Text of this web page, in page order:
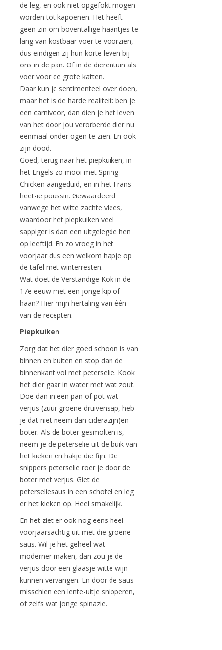
de leg, en ook niet opgefokt mogen
worden tot kapoenen. Het heeft
geen zin om boventallige haantjes te
lang van kostbaar voer te voorzien,
dus eindigen zij hun korte leven bij
ons in de pan. Of in de dierentuin als
voer voor de grote katten.
Daar kun je sentimenteel over doen,
maar het is de harde realiteit: ben je
een carnivoor, dan dien je het leven
van het door jou verorberde dier nu
eenmaal onder ogen te zien. En ook
zijn dood.
Goed, terug naar het piepkuiken, in
het Engels zo mooi met Spring
Chicken aangeduid, en in het Frans
heet-ie poussin. Gewaardeerd
vanwege het witte zachte vlees,
waardoor het piepkuiken veel
sappiger is dan een uitgelegde hen
op leeftijd. En zo vroeg in het
voorjaar dus een welkom hapje op
de tafel met winterresten.
Wat doet de Verstandige Kok in de
17e eeuw met een jonge kip of
haan? Hier mijn hertaling van één
van de recepten.
Piepkuiken
Zorg dat het dier goed schoon is van
binnen en buiten en stop dan de
binnenkant vol met peterselie. Kook
het dier gaar in water met wat zout.
Doe dan in een pan of pot wat
verjus (zuur groene druivensap, heb
je dat niet neem dan ciderazijn)en
boter. Als de boter gesmolten is,
neem je de peterselie uit de buik van
het kieken en hakje die fijn. De
snippers peterselie roer je door de
boter met verjus. Giet de
peterseliesaus in een schotel en leg
er het kieken op. Heel smakelijk.
En het ziet er ook nog eens heel
voorjaarsachtig uit met die groene
saus. Wil je het geheel wat
moderner maken, dan zou je de
verjus door een glaasje witte wijn
kunnen vervangen. En door de saus
misschien een lente-uitje snipperen,
of zelfs wat jonge spinazie.